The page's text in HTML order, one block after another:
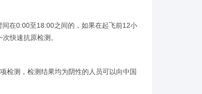
在0:00至18:00之间的，如果在起飞前12小
快速抗原检测。
检测，检测结果均为阴性的人员可以向中国